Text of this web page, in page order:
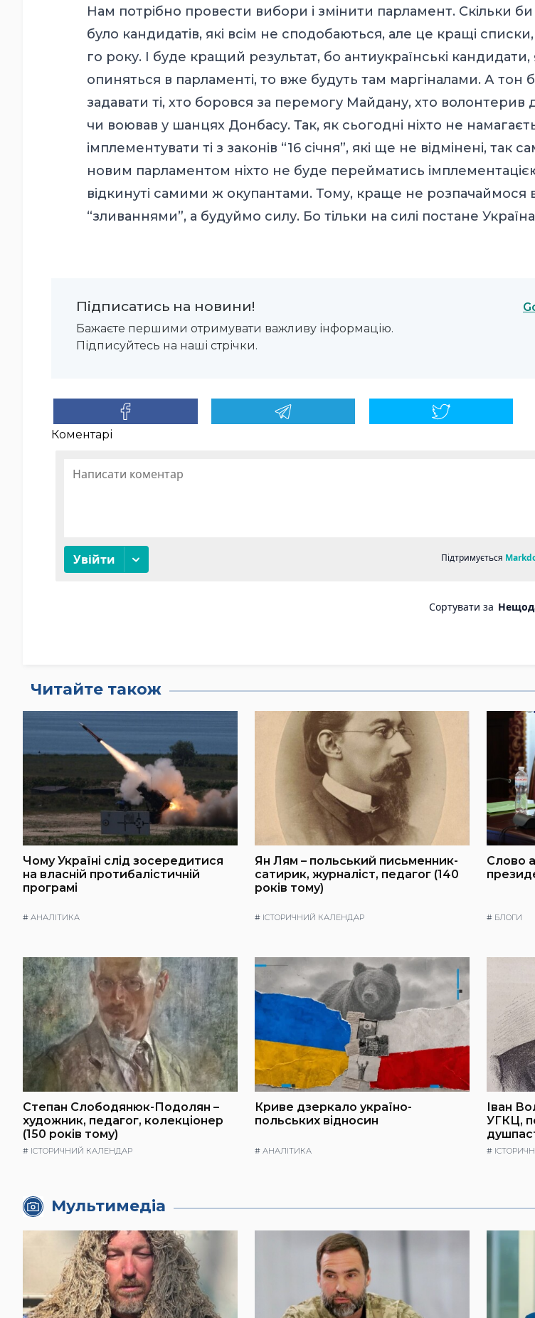
Нам потрібно провести вибори і змінити парламент. Скільки
було кандидатів, які всім не сподобаються, але це кращі
го року. І буде кращий результат, бо антиукраїнські
опиняться в парламенті, то вже будуть там маргіналами. А тон
задавати ті, хто боровся за перемогу Майдану, хто волонтерив
чи воював у шанцях Донбасу. Так, як сьогодні ніхто не
імплементувати ті з законів “16 січня”, які ще не відмінені, так
новим парламентом ніхто не буде перейматись імплементацією
відкинуті самими ж окупантами. Тому, краще не розпачаймося
“зливаннями”, а будуймо силу. Бо тільки на силі постане
Підписатись на новини!
Бажаєте першими отримувати важливу інформацію.
Підписуйтесь на наші стрічки.
Коментарі
Читайте також
Чому Україні слід зосередитися
на власній протибалістичній
програмі
# АНАЛІТИКА
Ян Лям – польський письменник-
сатирик, журналіст, педагог (140
років тому)
# ІСТОРИЧНИЙ КАЛЕНДАР
Слово
# БЛОГИ
Степан Слободянюк-Подолян –
художник, педагог, колекціонер
(150 років тому)
# ІСТОРИЧНИЙ КАЛЕНДАР
Криве дзеркало україно-
польських відносин
# АНАЛІТИКА
Іван
УГКЦ,
#
Мультимедіа